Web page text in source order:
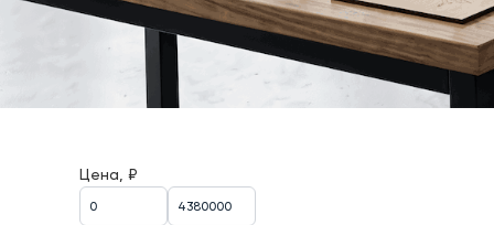
Цена, ₽